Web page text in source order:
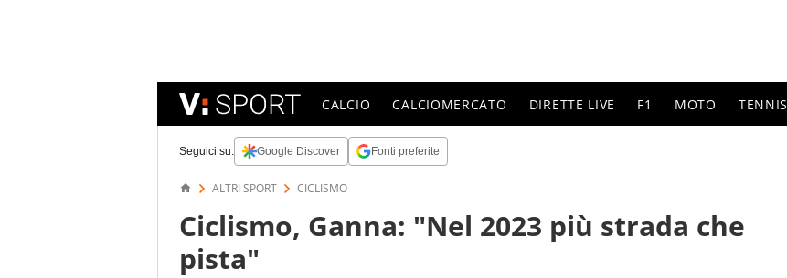
CALCIO CALCIOMERCATO DIRETTE LIVE F1 MOTO TENNIS
Seguici su: Google Discover Fonti preferite
ALTRI SPORT CICLISMO
Ciclismo, Ganna: "Nel 2023 più strada che
pista"